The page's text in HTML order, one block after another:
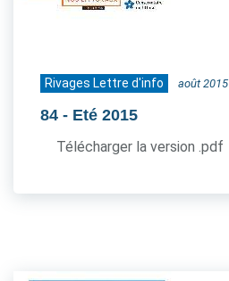
Rivages Lettre d'info août 2015
84 - Eté 2015
Télécharger la version .pdf